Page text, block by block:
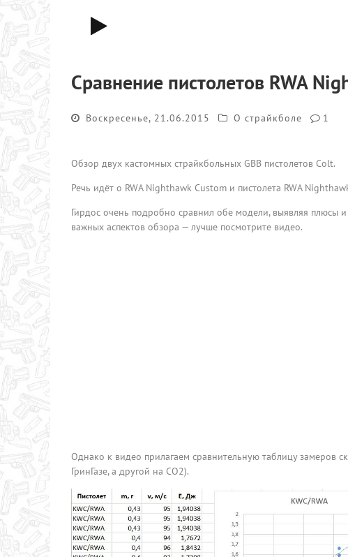
Сравнение пистолетов RWA
Воскресенье, 21.06.2015 О страйкболе 1
Обзор двух кастомных страйкбольных GBB пистолетов Colt.
Речь идёт о RWA Nighthawk Custom и пистолета RWA
Гирдос очень подробно сравнил обе модели, выявляя плюсы
важных аспектов обзора — лучше посмотрите видео.
Однако к видео прилагаем сравнительную таблицу замеров
ГринГазе, а другой на CO2).